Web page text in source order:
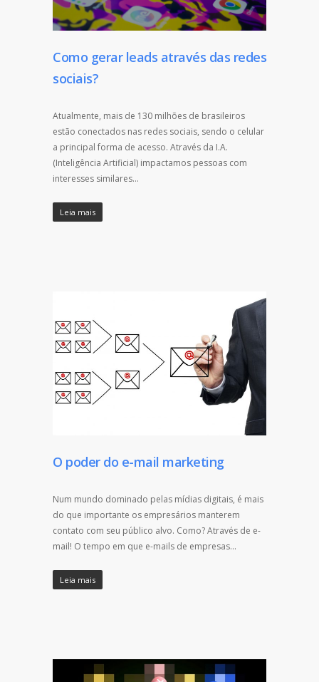
Como gerar leads através das redes
sociais?
Atualmente, mais de 130 milhões de brasileiros
estão conectados nas redes sociais, sendo o celular
a principal forma de acesso. Através da I.A.
(Inteligência Artificial) impactamos pessoas com
interesses similares…
Leia mais
O poder do e-mail marketing
Num mundo dominado pelas mídias digitais, é mais
do que importante os empresários manterem
contato com seu público alvo. Como? Através de e-
mail! O tempo em que e-mails de empresas…
Leia mais